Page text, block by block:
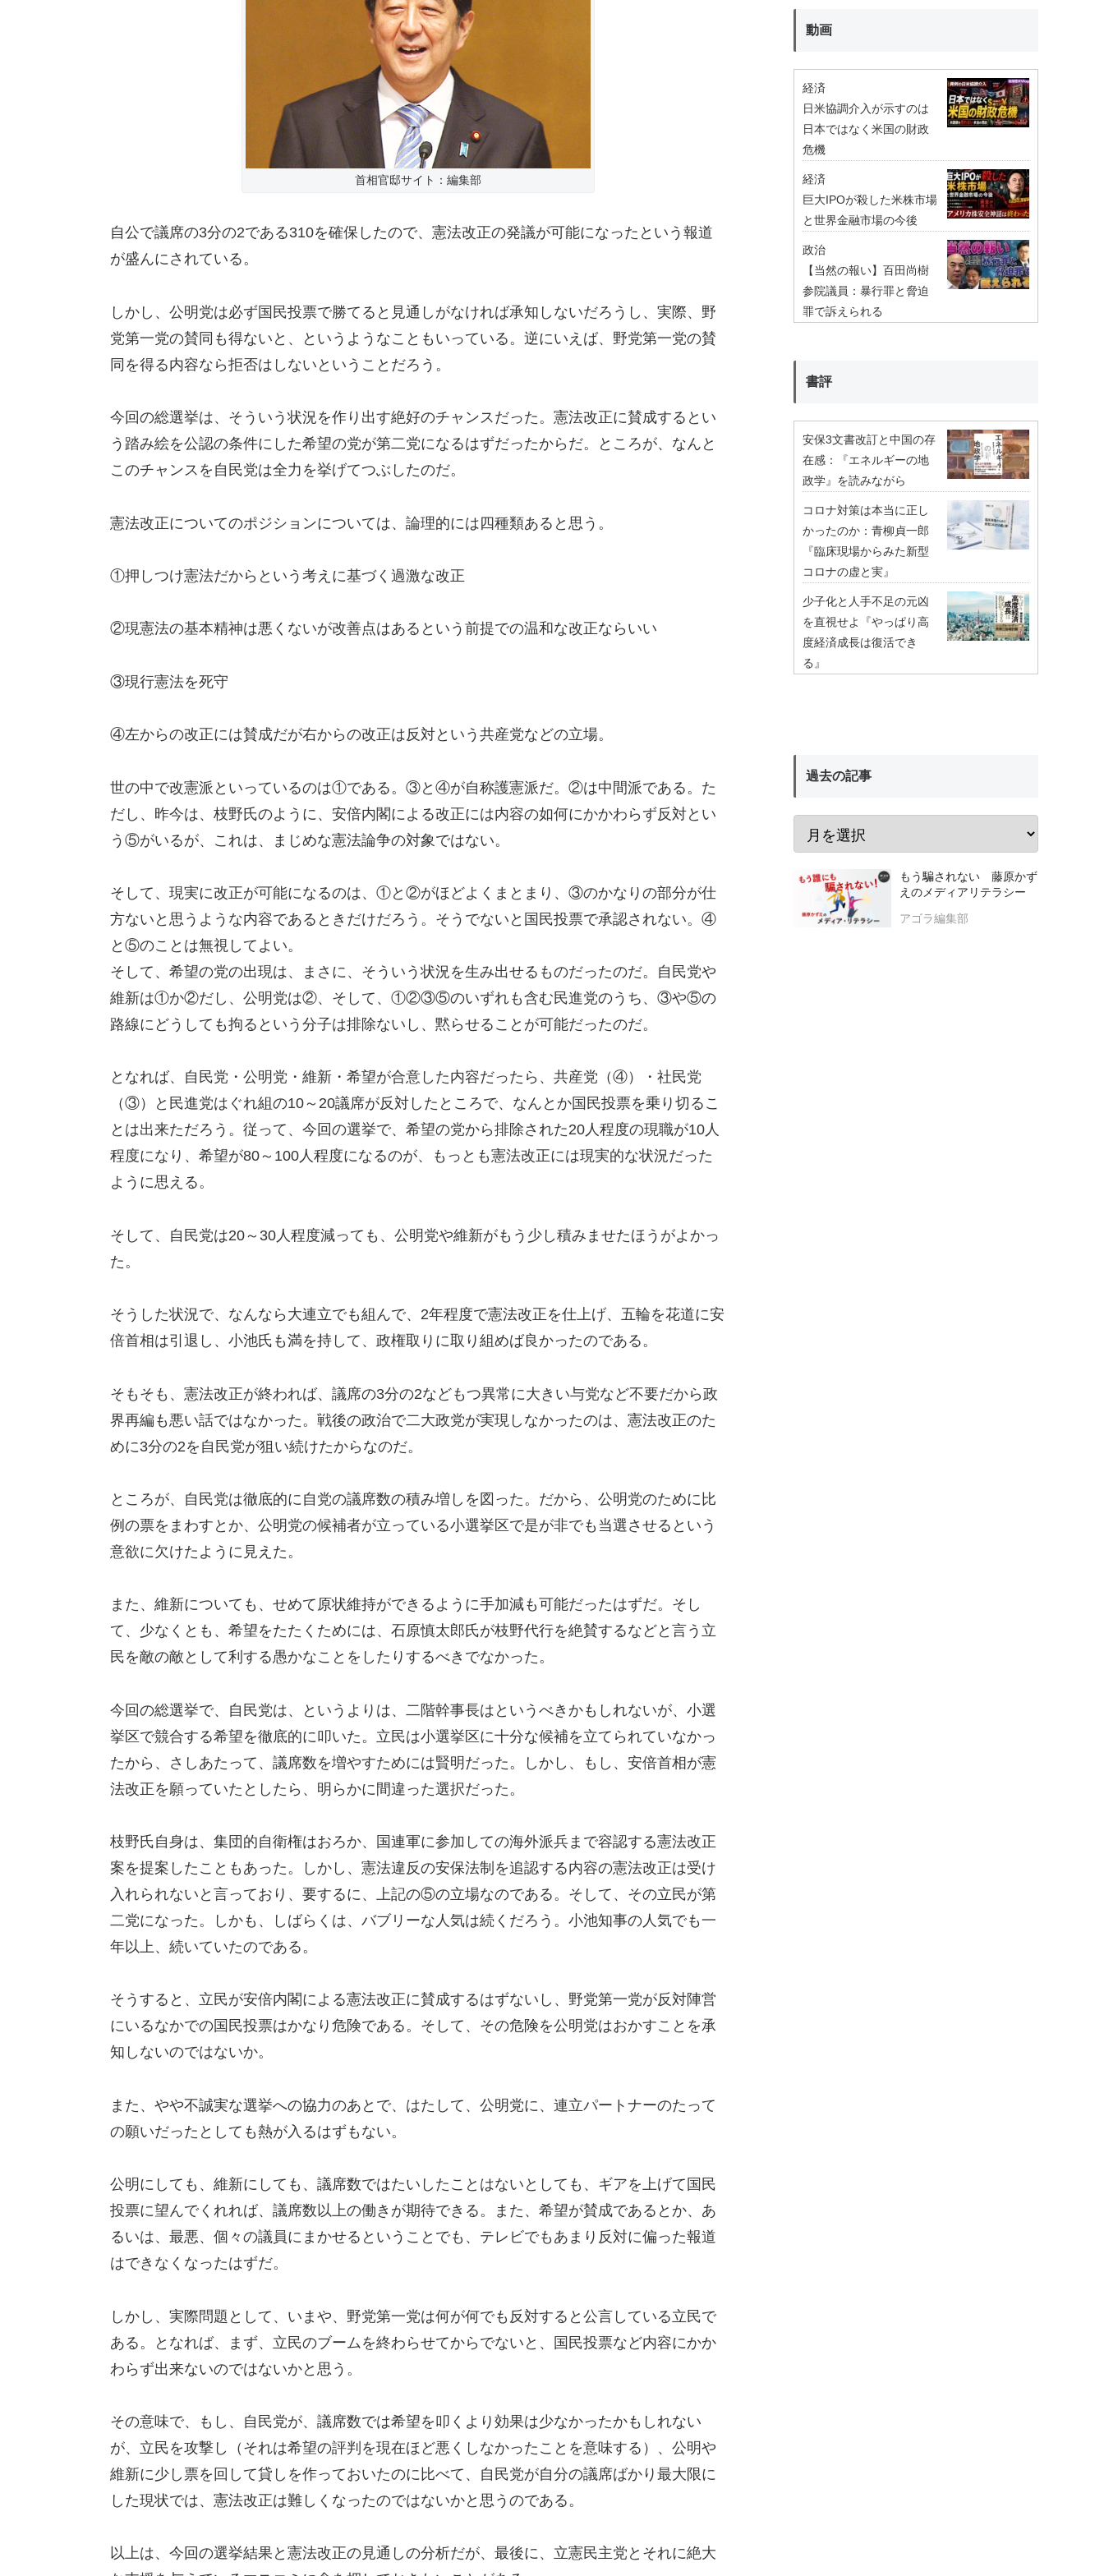
首相官邸サイト：編集部
自公で議席の3分の2である310を確保したので、憲法改正の発議が可能になったという報道
が盛んにされている。
しかし、公明党は必ず国民投票で勝てると見通しがなければ承知しないだろうし、実際、野
党第一党の賛同も得ないと、というようなこともいっている。逆にいえば、野党第一党の賛
同を得る内容なら拒否はしないということだろう。
今回の総選挙は、そういう状況を作り出す絶好のチャンスだった。憲法改正に賛成するとい
う踏み絵を公認の条件にした希望の党が第二党になるはずだったからだ。ところが、なんと
このチャンスを自民党は全力を挙げてつぶしたのだ。
憲法改正についてのポジションについては、論理的には四種類あると思う。
①押しつけ憲法だからという考えに基づく過激な改正
②現憲法の基本精神は悪くないが改善点はあるという前提での温和な改正ならいい
③現行憲法を死守
④左からの改正には賛成だが右からの改正は反対という共産党などの立場。
世の中で改憲派といっているのは①である。③と④が自称護憲派だ。②は中間派である。た
だし、昨今は、枝野氏のように、安倍内閣による改正には内容の如何にかかわらず反対とい
う⑤がいるが、これは、まじめな憲法論争の対象ではない。
そして、現実に改正が可能になるのは、①と②がほどよくまとまり、③のかなりの部分が仕
方ないと思うような内容であるときだけだろう。そうでないと国民投票で承認されない。④
と⑤のことは無視してよい。
そして、希望の党の出現は、まさに、そういう状況を生み出せるものだったのだ。自民党や
維新は①か②だし、公明党は②、そして、①②③⑤のいずれも含む民進党のうち、③や⑤の
路線にどうしても拘るという分子は排除ないし、黙らせることが可能だったのだ。
となれば、自民党・公明党・維新・希望が合意した内容だったら、共産党（④）・社民党
（③）と民進党はぐれ組の10～20議席が反対したところで、なんとか国民投票を乗り切るこ
とは出来ただろう。従って、今回の選挙で、希望の党から排除された20人程度の現職が10人
程度になり、希望が80～100人程度になるのが、もっとも憲法改正には現実的な状況だった
ように思える。
そして、自民党は20～30人程度減っても、公明党や維新がもう少し積みませたほうがよかっ
た。
そうした状況で、なんなら大連立でも組んで、2年程度で憲法改正を仕上げ、五輪を花道に安
倍首相は引退し、小池氏も満を持して、政権取りに取り組めば良かったのである。
そもそも、憲法改正が終われば、議席の3分の2などもつ異常に大きい与党など不要だから政
界再編も悪い話ではなかった。戦後の政治で二大政党が実現しなかったのは、憲法改正のた
めに3分の2を自民党が狙い続けたからなのだ。
ところが、自民党は徹底的に自党の議席数の積み増しを図った。だから、公明党のために比
例の票をまわすとか、公明党の候補者が立っている小選挙区で是が非でも当選させるという
意欲に欠けたように見えた。
また、維新についても、せめて原状維持ができるように手加減も可能だったはずだ。そし
て、少なくとも、希望をたたくためには、石原慎太郎氏が枝野代行を絶賛するなどと言う立
民を敵の敵として利する愚かなことをしたりするべきでなかった。
今回の総選挙で、自民党は、というよりは、二階幹事長はというべきかもしれないが、小選
挙区で競合する希望を徹底的に叩いた。立民は小選挙区に十分な候補を立てられていなかっ
たから、さしあたって、議席数を増やすためには賢明だった。しかし、もし、安倍首相が憲
法改正を願っていたとしたら、明らかに間違った選択だった。
枝野氏自身は、集団的自衛権はおろか、国連軍に参加しての海外派兵まで容認する憲法改正
案を提案したこともあった。しかし、憲法違反の安保法制を追認する内容の憲法改正は受け
入れられないと言っており、要するに、上記の⑤の立場なのである。そして、その立民が第
二党になった。しかも、しばらくは、バブリーな人気は続くだろう。小池知事の人気でも一
年以上、続いていたのである。
そうすると、立民が安倍内閣による憲法改正に賛成するはずないし、野党第一党が反対陣営
にいるなかでの国民投票はかなり危険である。そして、その危険を公明党はおかすことを承
知しないのではないか。
また、やや不誠実な選挙への協力のあとで、はたして、公明党に、連立パートナーのたって
の願いだったとしても熱が入るはずもない。
公明にしても、維新にしても、議席数ではたいしたことはないとしても、ギアを上げて国民
投票に望んでくれれば、議席数以上の働きが期待できる。また、希望が賛成であるとか、あ
るいは、最悪、個々の議員にまかせるということでも、テレビでもあまり反対に偏った報道
はできなくなったはずだ。
しかし、実際問題として、いまや、野党第一党は何が何でも反対すると公言している立民で
ある。となれば、まず、立民のブームを終わらせてからでないと、国民投票など内容にかか
わらず出来ないのではないかと思う。
その意味で、もし、自民党が、議席数では希望を叩くより効果は少なかったかもしれない
が、立民を攻撃し（それは希望の評判を現在ほど悪くしなかったことを意味する）、公明や
維新に少し票を回して貸しを作っておいたのに比べて、自民党が自分の議席ばかり最大限に
した現状では、憲法改正は難しくなったのではないかと思うのである。
以上は、今回の選挙結果と憲法改正の見通しの分析だが、最後に、立憲民主党とそれに絶大
動画
経済
日米協調介入が示すのは
日本ではなく米国の財政
危機
経済
巨大IPOが殺した米株市場
と世界金融市場の今後
政治
【当然の報い】百田尚樹
参院議員：暴行罪と脅迫
罪で訴えられる
書評
安保3文書改訂と中国の存
在感：『エネルギーの地
政学』を読みながら
コロナ対策は本当に正し
かったのか：青柳貞一郎
『臨床現場からみた新型
コロナの虚と実』
少子化と人手不足の元凶
を直視せよ『やっぱり高
度経済成長は復活でき
る』
過去の記事
もう騙されない 藤原かず
えのメディアリテラシー
アゴラ編集部